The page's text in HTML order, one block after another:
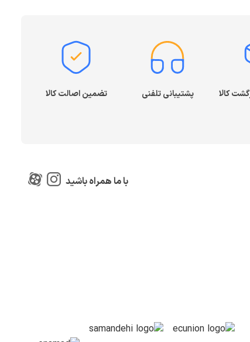
پشتیبانی تلفنی تضمین اصالت کالا
با ما همراه باشید